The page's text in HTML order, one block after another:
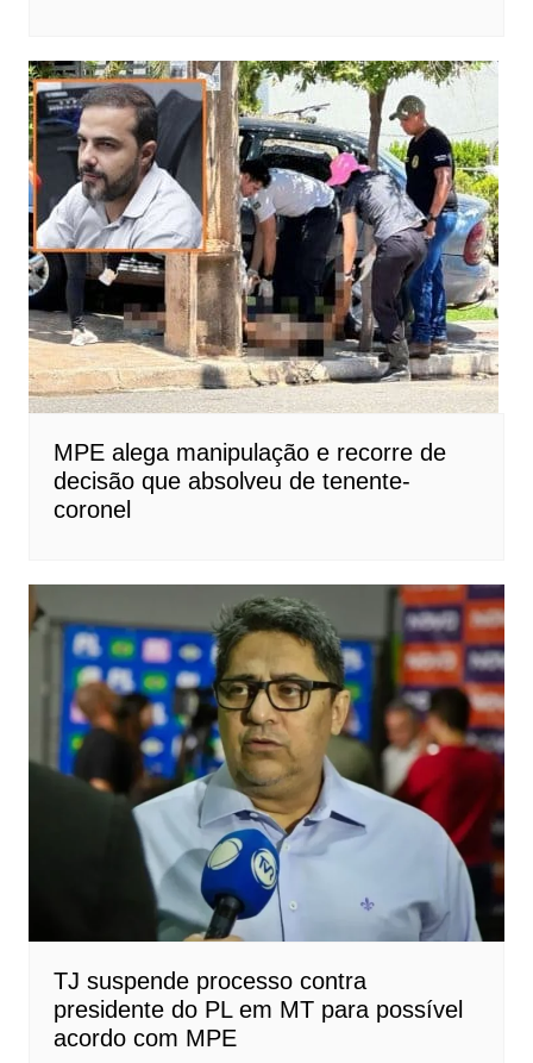
MPE alega manipulação e recorre de
decisão que absolveu de tenente-
coronel
TJ suspende processo contra
presidente do PL em MT para possível
acordo com MPE